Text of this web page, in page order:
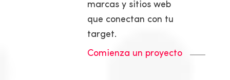
marcas y sitios web
que conectan con tu
target.
Comienza un proyecto